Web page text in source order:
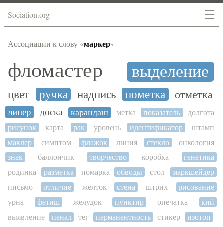
☰
Sociation.org
Ассоциации к слову «маркер»
фломастер выделение
цвет ручка надпись пометка отметка
линер доска карандаш метка показатель
долгота
рисунок
карта рак уровень идентификатор
штамп
маклер
симптом флажок линия стекло
онкология
знак
баллончик творчество коробка
генетика
родинка
разметка помарка обводы стол
маркшейдер
письмо
отличие желток стена штрих
рисование
урна
фетиш желудок пунктир опечатка
кий
выявление
пенал тег перманентность стикер изотоп